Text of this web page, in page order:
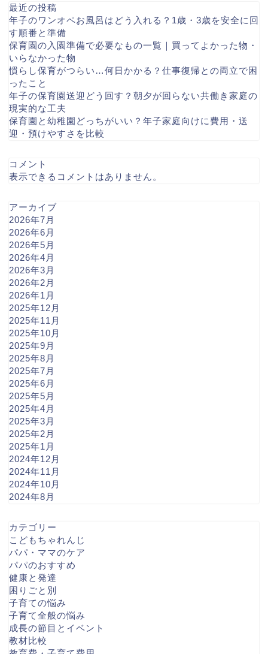
最近の投稿
年子のワンオペお風呂はどう入れる？1歳・3歳を安全に回
す順番と準備
保育園の入園準備で必要なもの一覧｜買ってよかった物・
いらなかった物
慣らし保育がつらい…何日かかる？仕事復帰との両立で困
ったこと
年子の保育園送迎どう回す？朝夕が回らない共働き家庭の
現実的な工夫
保育園と幼稚園どっちがいい？年子家庭向けに費用・送
迎・預けやすさを比較
コメント
表示できるコメントはありません。
アーカイブ
2026年7月
2026年6月
2026年5月
2026年4月
2026年3月
2026年2月
2026年1月
2025年12月
2025年11月
2025年10月
2025年9月
2025年8月
2025年7月
2025年6月
2025年5月
2025年4月
2025年3月
2025年2月
2025年1月
2024年12月
2024年11月
2024年10月
2024年8月
カテゴリー
こどもちゃれんじ
パパ・ママのケア
パパのおすすめ
健康と発達
困りごと別
子育ての悩み
子育て全般の悩み
成長の節目とイベント
教材比較